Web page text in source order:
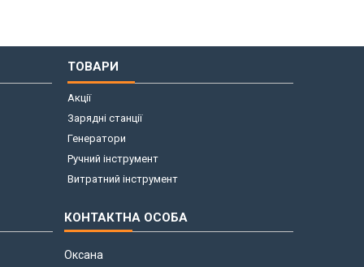
ТОВАРИ
Акції
Зарядні станції
Генератори
Ручний інструмент
Витратний інструмент
Оксана